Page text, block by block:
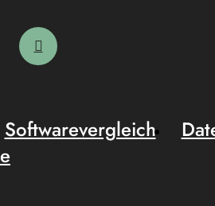
Softwarevergleich